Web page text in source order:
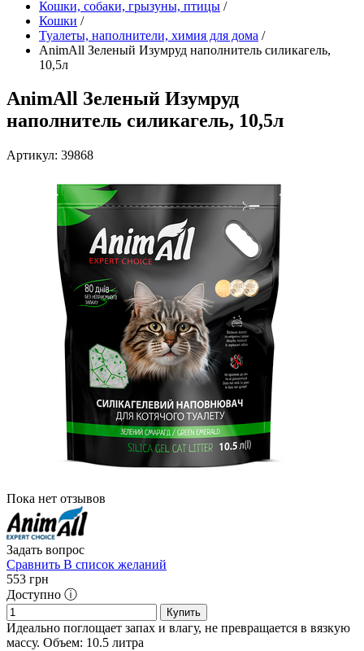
Кошки, собаки, грызуны, птицы /
Кошки /
Туалеты, наполнители, химия для дома /
AnimAll Зеленый Изумруд наполнитель силикагель,
10,5л
AnimAll Зеленый Изумруд
наполнитель силикагель, 10,5л
Артикул: 39868
Пока нет отзывов
Задать вопрос
Сравнить В список желаний
553 грн
Доступно ⓘ
Купить
Идеально поглощает запах и влагу, не превращается в вязкую
массу. Объем: 10.5 литра